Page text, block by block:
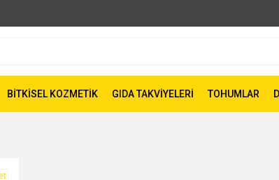
BİTKİSEL KOZMETİK GIDA TAKVİYELERİ TOHUMLAR